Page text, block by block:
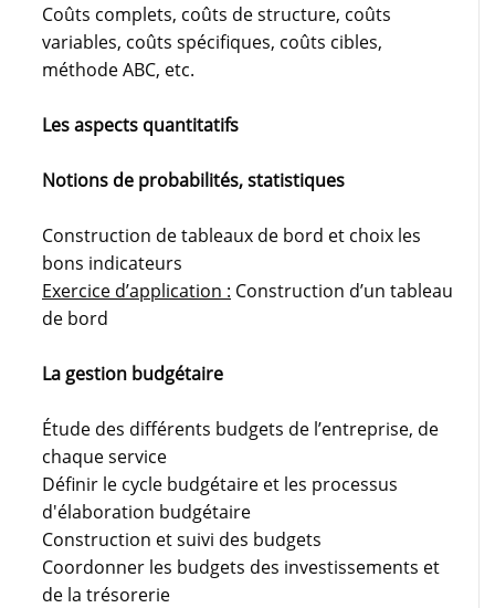
Coûts complets, coûts de structure, coûts
variables, coûts spécifiques, coûts cibles,
méthode ABC, etc.
Les aspects quantitatifs
Notions de probabilités, statistiques
Construction de tableaux de bord et choix les
bons indicateurs
Exercice d’application : Construction d’un tableau
de bord
La gestion budgétaire
Étude des différents budgets de l’entreprise, de
chaque service
Définir le cycle budgétaire et les processus
d'élaboration budgétaire
Construction et suivi des budgets
Coordonner les budgets des investissements et
de la trésorerie